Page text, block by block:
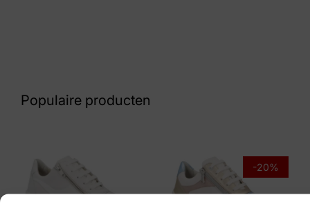
Merk
Populaire producten
-20%